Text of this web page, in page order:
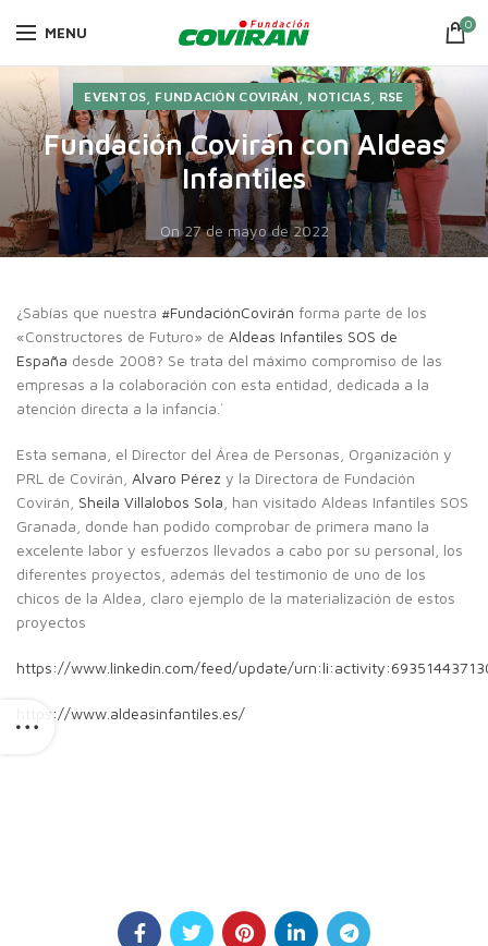
MENU 0
EVENTOS FUNDACIÓN COVIRÁN NOTICIAS, RSE
Fundación Covirán con Aldeas
Infantiles
On 27 de mayo de 2022
¿Sabías que nuestra #FundaciónCovirán forma parte de los
«Constructores de Futuro» de Aldeas Infantiles SOS de
España desde 2008? Se trata del máximo compromiso de las
empresas a la colaboración con esta entidad, dedicada a la
atención directa a la infancia.`
Esta semana, el Director del Área de Personas, Organización y
PRL de Covirán, Alvaro Pérez y la Directora de Fundación
Covirán, Sheila Villalobos Sola , han visitado Aldeas Infantiles SOS
Granada, donde han podido comprobar de primera mano la
excelente labor y esfuerzos llevados a cabo por su personal, los
diferentes proyectos, además del testimonio de uno de los
chicos de la Aldea, claro ejemplo de la materialización de estos
proyectos
https://www.linkedin.com/feed/update/
https://www.aldeasinfantiles.es/